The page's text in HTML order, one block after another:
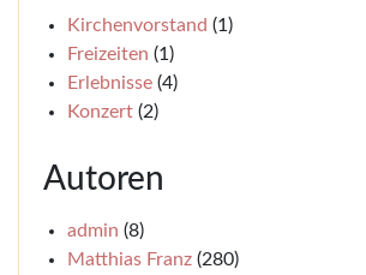
Kirchenvorstand (1)
Freizeiten (1)
Erlebnisse (4)
Konzert (2)
Autoren
admin (8)
Matthias Franz (280)